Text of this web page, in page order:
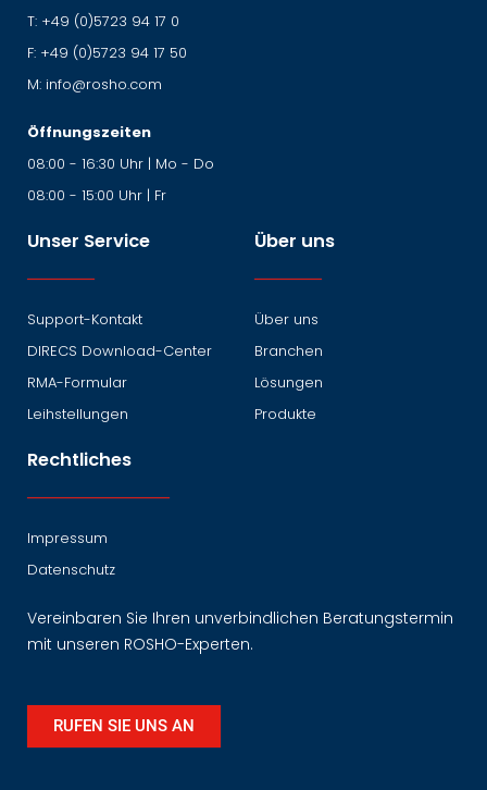
T: +49 (0)5723 94 17 0
F: +49 (0)5723 94 17 50
M: info@rosho.com
Öffnungszeiten
08:00 - 16:30 Uhr | Mo - Do
08:00 - 15:00 Uhr | Fr
Unser Service
Support-Kontakt
DIRECS Download-Center
RMA-Formular
Leihstellungen
Über uns
Über uns
Branchen
Lösungen
Produkte
Rechtliches
Impressum
Datenschutz
Vereinbaren Sie Ihren unverbindlichen Beratungstermin
mit unseren ROSHO-Experten.
RUFEN SIE UNS AN